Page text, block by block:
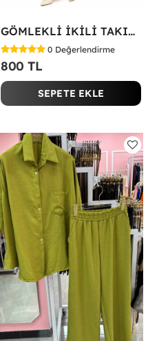
GÖMLEKLİ İKİLİ TAKIM Kırmızı
0 Değerlendirme
800 TL
SEPETE EKLE